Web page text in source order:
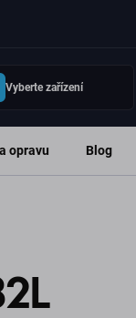
Vyberte zařízení
opravu Blog